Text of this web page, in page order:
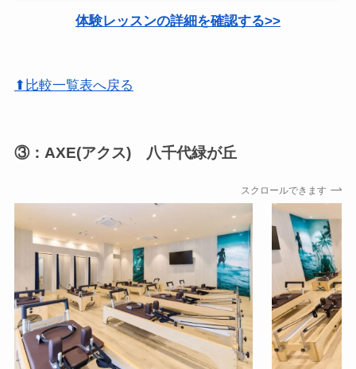
体験レッスンの詳細を確認する>>
⬆比較一覧表へ戻る
③：AXE(アクス) 八千代緑が丘
スクロールできます